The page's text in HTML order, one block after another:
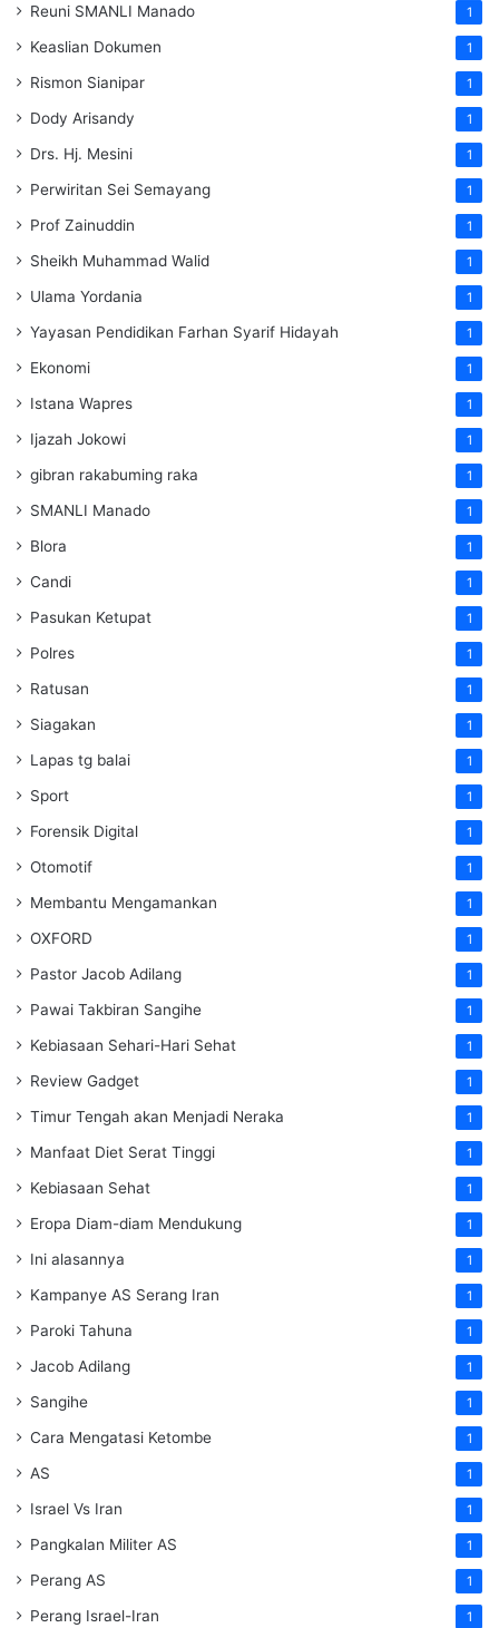
Reuni SMANLI Manado 1
Keaslian Dokumen 1
Rismon Sianipar 1
Dody Arisandy 1
Drs. Hj. Mesini 1
Perwiritan Sei Semayang 1
Prof Zainuddin 1
Sheikh Muhammad Walid 1
Ulama Yordania 1
Yayasan Pendidikan Farhan Syarif Hidayah 1
Ekonomi 1
Istana Wapres 1
Ijazah Jokowi 1
gibran rakabuming raka 1
SMANLI Manado 1
Blora 1
Candi 1
Pasukan Ketupat 1
Polres 1
Ratusan 1
Siagakan 1
Lapas tg balai 1
Sport 1
Forensik Digital 1
Otomotif 1
Membantu Mengamankan 1
OXFORD 1
Pastor Jacob Adilang 1
Pawai Takbiran Sangihe 1
Kebiasaan Sehari-Hari Sehat 1
Review Gadget 1
Timur Tengah akan Menjadi Neraka 1
Manfaat Diet Serat Tinggi 1
Kebiasaan Sehat 1
Eropa Diam-diam Mendukung 1
Ini alasannya 1
Kampanye AS Serang Iran 1
Paroki Tahuna 1
Jacob Adilang 1
Sangihe 1
Cara Mengatasi Ketombe 1
AS 1
Israel Vs Iran 1
Pangkalan Militer AS 1
Perang AS 1
Perang Israel-Iran 1